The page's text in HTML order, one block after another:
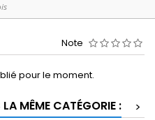
Note
pour le moment.
MÊME CATÉGORIE :
>